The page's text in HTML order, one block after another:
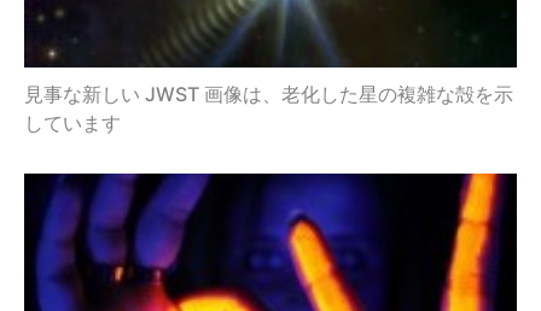
見事な新しい JWST 画像は、老化した星の複雑な殻を示
しています